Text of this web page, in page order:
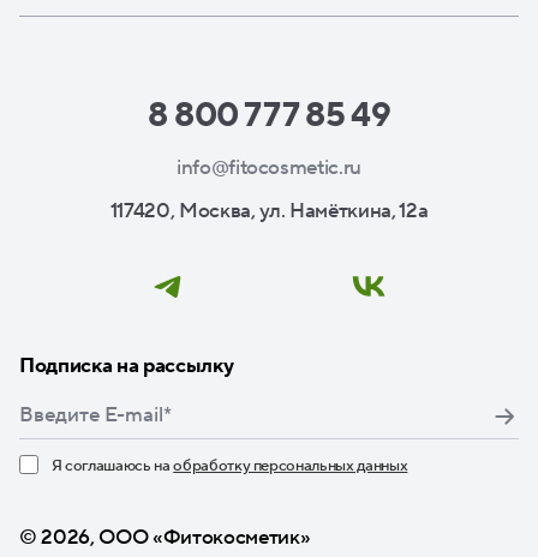
8 800 777 85 49
info@fitocosmetic.ru
117420, Москва, ул. Намёткина, 12а
Подписка на рассылку
Я соглашаюсь наобработку персональных данных
© 2026, ООО «Фитокосметик»